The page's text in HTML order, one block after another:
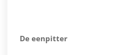
De eenpitter